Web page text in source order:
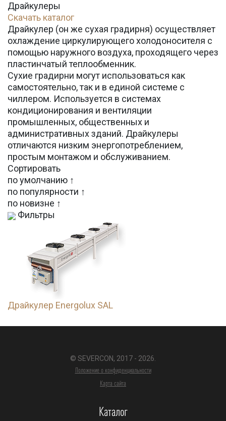
Драйкулеры
Скачать каталог
Драйкулер (он же сухая градирня) осуществляет
охлаждение циркулирующего холодоносителя с
помощью наружного воздуха, проходящего через
пластинчатый теплообменник.
Сухие градирни могут использоваться как
самостоятельно, так и в единой системе с
чиллером. Используется в системах
кондиционирования и вентиляции
промышленных, общественных и
административных зданий. Драйкулеры
отличаются низким энергопотреблением,
простым монтажом и обслуживанием.
Сортировать
по умолчанию ↑
по популярности ↑
по новизне ↑
Фильтры
Драйкулер Energolux SAL
© SEVERCON, 2017 - 2026.
Положение о конфиденциальности
Карта сайта
Каталог